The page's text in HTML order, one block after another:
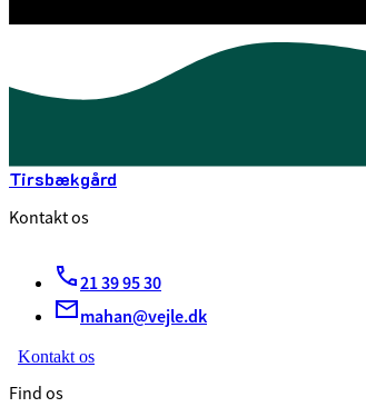
Tirsbækgård
Kontakt os
21 39 95 30
mahan@vejle.dk
Kontakt os
Find os